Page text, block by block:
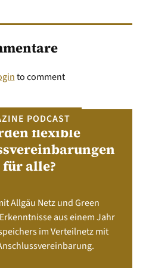
to comment
PODCAST
flexible
alle?
Allgäu Netz und Green
aus einem Jahr
im Verteilnetz mit